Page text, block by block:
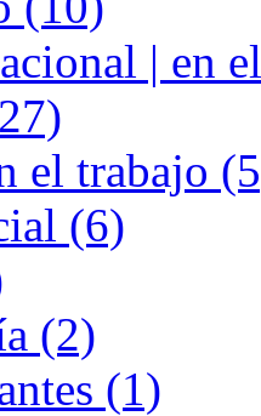
| en
el trabajo
(6)
(2)
(1)